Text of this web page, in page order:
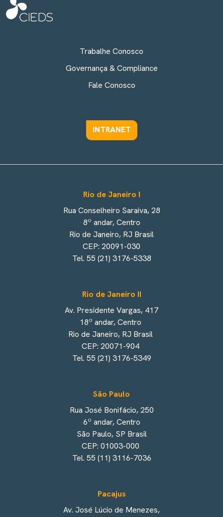
Trabalhe Conosco
Governança & Compliance
Fale Conosco
INTRANET
Rio de Janeiro I
Rua Conselheiro Saraiva, 28
8º andar, Centro
Rio de Janeiro, RJ Brasil
CEP: 20091-030
Tel. 55 (21) 3176-5338
Rio de Janeiro II
Av. Presidente Vargas, 417
18º andar, Centro
Rio de Janeiro, RJ Brasil
CEP: 20071-904
Tel. 55 (21) 3176-5349
São Paulo
Rua José Bonifácio, 250
6º andar, Centro
São Paulo, SP Brasil
CEP: 01003-000
Tel. 55 (11) 3116-7036
Pacajus
Av. José Lúcio de Menezes,